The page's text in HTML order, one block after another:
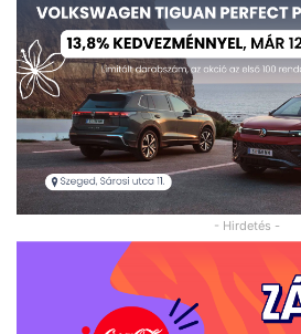
- Hirdetés -